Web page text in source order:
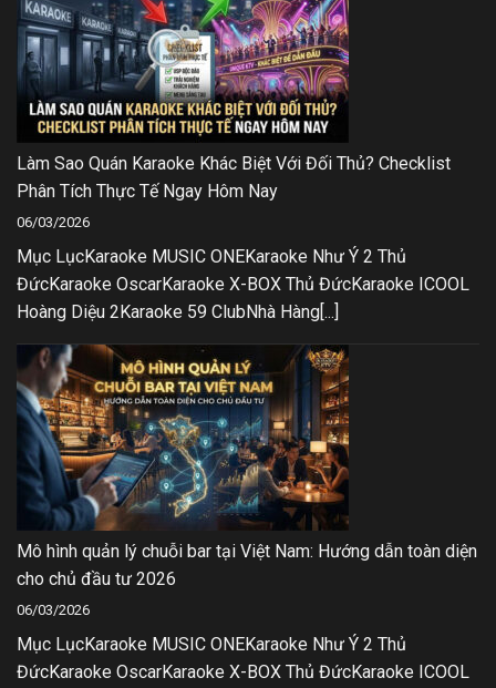
Làm Sao Quán Karaoke Khác Biệt Với Đối Thủ? Checklist
Phân Tích Thực Tế Ngay Hôm Nay
06/03/2026
Mục LụcKaraoke MUSIC ONEKaraoke Như Ý 2 Thủ
ĐứcKaraoke OscarKaraoke X-BOX Thủ ĐứcKaraoke ICOOL
Hoàng Diệu 2Karaoke 59 ClubNhà Hàng[...]
Mô hình quản lý chuỗi bar tại Việt Nam: Hướng dẫn toàn diện
cho chủ đầu tư 2026
06/03/2026
Mục LụcKaraoke MUSIC ONEKaraoke Như Ý 2 Thủ
ĐứcKaraoke OscarKaraoke X-BOX Thủ ĐứcKaraoke ICOOL